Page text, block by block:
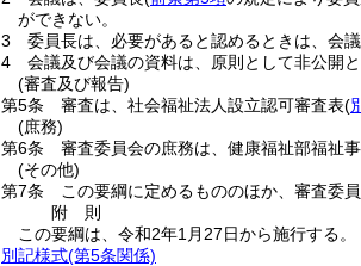
ができない。
3
委員長は、必要があると認めるときは、会
4
会議及び会議の資料は、原則として非公開と
(審査及び報告)
第5条
審査は、社会福祉法人設立認可審査表(
(庶務)
第6条
審査委員会の庶務は、健康福祉部福祉
(その他)
第7条
この要綱に定めるもののほか、審査委
附 則
この要綱は、令和2年1月27日から施行する。
別記様式(第5条関係)